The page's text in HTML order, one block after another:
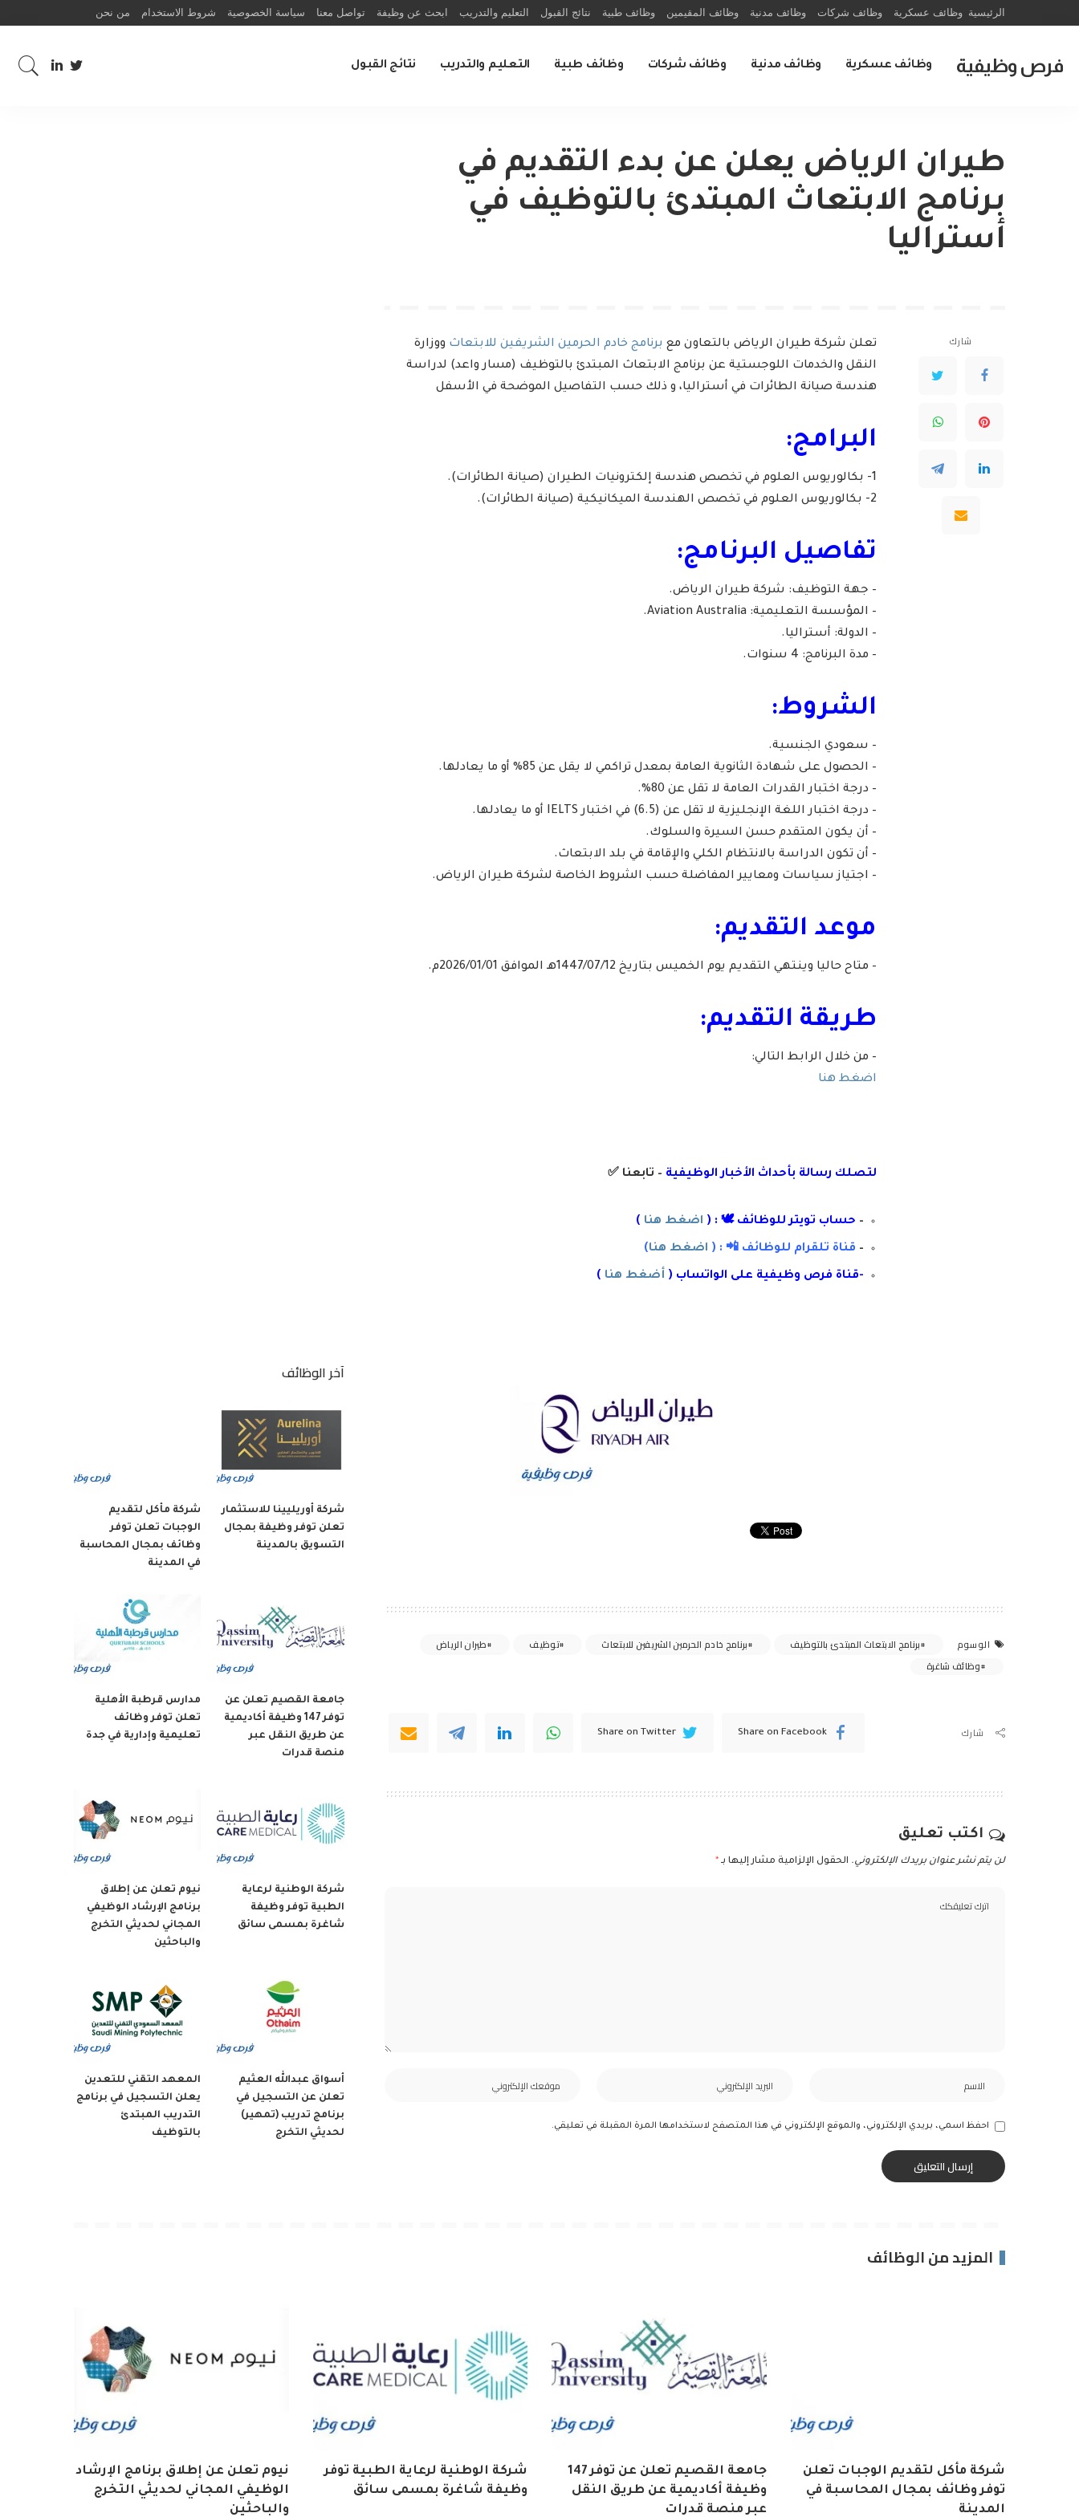
الرئيسية وظائف عسكرية وظائف شركات وظائف مدنية وظائف المقيمين وظائف طبية نتائج القبول التعليم والتدريب ابحث عن وظيفة تواصل معنا سياسة الخصوصية شروط الاستخدام من نحن
فرص وظيفية وظائف عسكرية وظائف مدنية وظائف شركات وظائف طبية التعليم والتدريب نتائج القبول
طيران الرياض يعلن عن بدء التقديم في
برنامج الابتعاث المبتدئ بالتوظيف في
أستراليا
شارك تعلن شركة طيران الرياض بالتعاون مع برنامج خادم الحرمين الشريفين للابتعاث ووزارة
النقل والخدمات اللوجستية عن برنامج الابتعاث المبتدئ بالتوظيف (مسار واعد) لدراسة
هندسة صيانة الطائرات في أستراليا، و ذلك حسب التفاصيل الموضحة في الأسفل
البرامج:
1- بكالوريوس العلوم في تخصص هندسة إلكترونيات الطيران (صيانة الطائرات).
2- بكالوريوس العلوم في تخصص الهندسة الميكانيكية (صيانة الطائرات).
تفاصيل البرنامج:
– جهة التوظيف: شركة طيران الرياض.
– المؤسسة التعليمية: Aviation Australia.
– الدولة: أستراليا.
– مدة البرنامج: 4 سنوات.
الشروط:
– سعودي الجنسية.
– الحصول على شهادة الثانوية العامة بمعدل تراكمي لا يقل عن 85% أو ما يعادلها.
– درجة اختبار القدرات العامة لا تقل عن 80%.
– درجة اختبار اللغة الإنجليزية لا تقل عن (6.5) في اختبار IELTS أو ما يعادلها.
– أن يكون المتقدم حسن السيرة والسلوك.
– أن تكون الدراسة بالانتظام الكلي والإقامة في بلد الابتعاث.
– اجتياز سياسات ومعايير المفاضلة حسب الشروط الخاصة لشركة طيران الرياض.
موعد التقديم:
– متاح حاليا وينتهي التقديم يوم الخميس بتاريخ 1447/07/12هـ الموافق 2026/01/01م.
طريقة التقديم:
– من خلال الرابط التالي:
اضغط هنا
لتصلك رسالة بأحداث الأخبار الوظيفية – تابعنا ✅
– حساب تويتر للوظائف 🕊 : ( اضغط هنا )
– قناة تلقرام للوظائف 📲 : ( اضغط هنا)
-قناة فرص وظيفية على الواتساب ( أضغط هنا )
الوسوم برنامج الابتعاث المبتدئ بالتوظيف برنامج خادم الحرمين الشريفين للابتعاث توظيف
طيران الرياض
وظائف شاغرة
شارك Share on Facebook
Share on Twitter
اكتب تعليق
لن يتم نشر عنوان بريدك الإلكتروني. الحقول الإلزامية مشار إليها بـ *
احفظ اسمي، بريدي الإلكتروني، والموقع الإلكتروني في هذا المتصفح لاستخدامها المرة المقبلة في تعليقي.
آخر الوظائف
شركة أوريليينا للاستثمار
تعلن توفر وظيفة بمجال
التسويق بالمدينة
شركة مأكل لتقديم
الوجبات تعلن توفر
وظائف بمجال المحاسبة
في المدينة
جامعة القصيم تعلن عن
توفر 147 وظيفة أكاديمية
عن طريق النقل عبر
منصة قدرات
مدارس قرطبة الأهلية
تعلن توفر وظائف
تعليمية وإدارية في جدة
شركة الوطنية لرعاية
الطبية توفر وظيفة
شاغرة بمسمى سائق
نيوم تعلن عن إطلاق
برنامج الإرشاد الوظيفي
المجاني لحديثي التخرج
والباحثين
أسواق عبدالله العثيم
تعلن عن التسجيل في
برنامج تدريب (تمهير)
لحديثي التخرج
المعهد التقني للتعدين
يعلن التسجيل في برنامج
التدريب المبتدئ
بالتوظيف
المزيد من الوظائف
شركة مأكل لتقديم الوجبات تعلن
توفر وظائف بمجال المحاسبة في
المدينة
جامعة القصيم تعلن عن توفر 147
وظيفة أكاديمية عن طريق النقل
عبر منصة قدرات
شركة الوطنية لرعاية الطبية توفر
وظيفة شاغرة بمسمى سائق
نيوم تعلن عن إطلاق برنامج الإرشاد
الوظيفي المجاني لحديثي التخرج
والباحثين